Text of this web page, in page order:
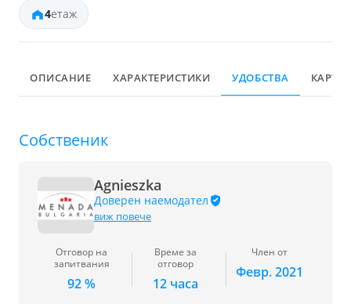
4етаж
ОПИСАНИЕ ХАРАКТЕРИСТИКИ УДОБСТВА КАРТА
Собственик
Agnieszka
Доверен наемодател
виж повече
Отговор на
запитвания
92 %
Време за
отговор
12 часа
Член от
Февр. 2021